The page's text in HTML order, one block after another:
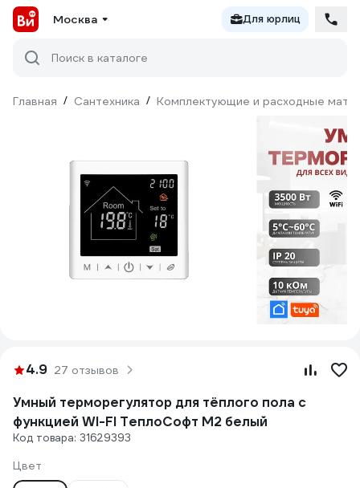
Москва Для юрлиц
Поиск в каталоге
Главная / Сантехника / Комплектующие и расходные
4.9 27 отзывов
Умный терморегулятор для тёплого пола с
функцией WI-FI ТеплоСофт М2 белый
Код товара: 31629393
Цвет